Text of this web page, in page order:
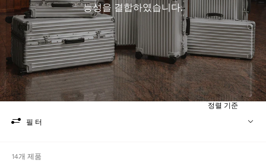
능성을 결합하였습니다.
필터
정렬 기준
14개 제품